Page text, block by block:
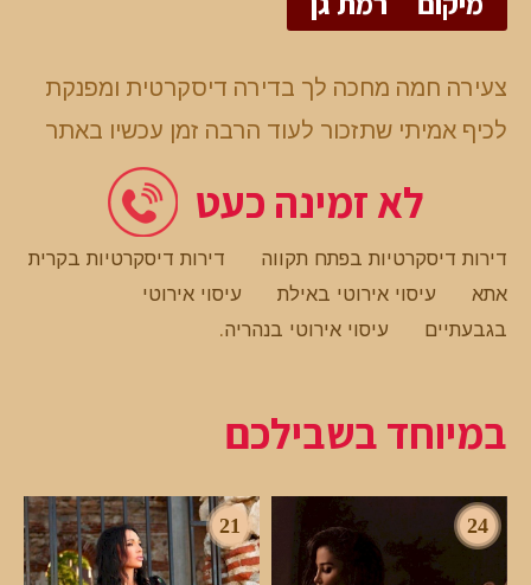
צעירה חמה מחכה לך בדירה דיסקרטית ומפנקת
לכיף אמיתי שתזכור לעוד הרבה זמן עכשיו באתר
לא זמינה כעט
דירות דיסקרטיות בפתח תקווה
דירות דיסקרטיות בקרית
אתא
עיסוי אירוטי באילת
עיסוי אירוטי
בגבעתיים
עיסוי אירוטי בנהריה.
במיוחד בשבילכם
24
21